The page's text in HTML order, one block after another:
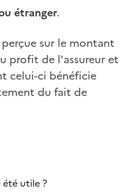
étranger.
sur le montant
profit de l'assureur et
celui-ci bénéficie
du fait de
été utile ?